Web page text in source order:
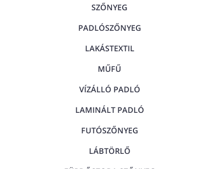
SZŐNYEG
PADLÓSZŐNYEG
LAKÁSTEXTIL
MŰFŰ
VÍZÁLLÓ PADLÓ
LAMINÁLT PADLÓ
FUTÓSZŐNYEG
LÁBTÖRLŐ